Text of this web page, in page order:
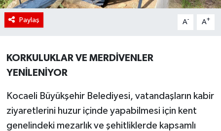
Paylaş A- A+
KORKULUKLAR VE MERDİVENLER
YENİLENİYOR
Kocaeli Büyükşehir Belediyesi, vatandaşların kabir
ziyaretlerini huzur içinde yapabilmesi için kent
genelindeki mezarlık ve şehitliklerde kapsamlı